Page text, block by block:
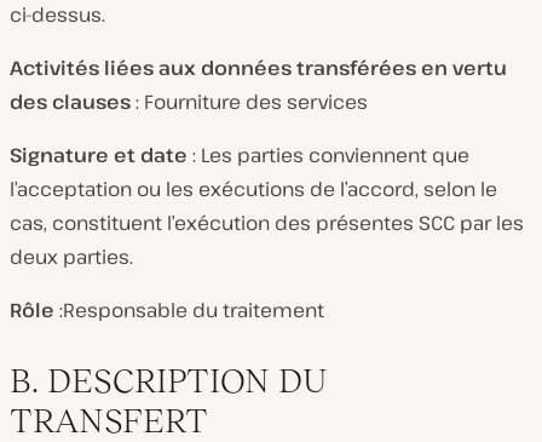
ci-dessus.
Activités liées aux données transférées en vertu
des clauses: Fourniture des services
Signature et date : Les parties conviennent que
l’acceptation ou les exécutions de l’accord, selon le
cas, constituent l’exécution des présentes SCC par les
deux parties.
Rôle :Responsable du traitement
B. DESCRIPTION DU
TRANSFERT